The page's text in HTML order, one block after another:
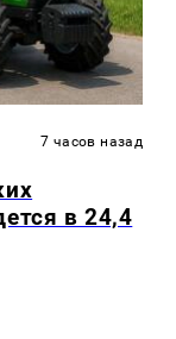
7 часов назад
в 24,4